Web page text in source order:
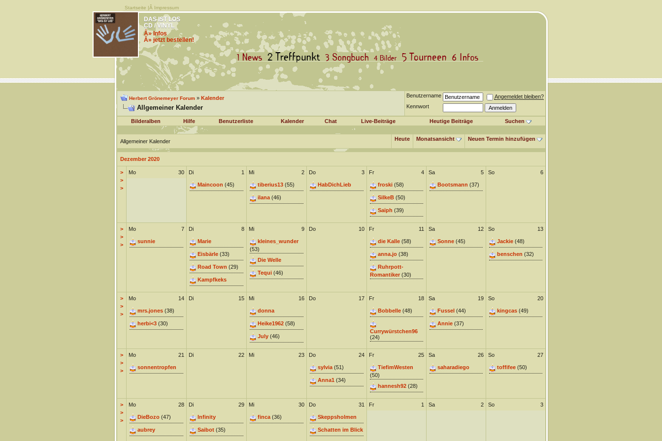
Startseite |Â Impressum
DAS IST LOS
CD / VINYL
Â» Infos
Â» jetzt bestellen!
Herbert Grönemeyer Forum» Kalender
Allgemeiner Kalender
Benutzername
Angemeldet bleiben?
Kennwort
Bilderalben Hilfe Benutzerliste Kalender Chat Live-Beiträge Heutige Beiträge Suchen
Allgemeiner Kalender Heute Monatsansicht Neuen Termin hinzufügen
Dezember 2020
>
>
>
30
Mo 1
Di
Maincoon (45)
2
Mi
tiberius13(55)
ilana(46)
3
Do
HabDichLieb
4
Fr
froski(58)
SilkeB(50)
Saïph (39)
5
Sa
Bootsmann (37)
6
So
>
>
>
7
Mo
sunnie
8
Di
Marie
Eisbärle(33)
Road Town (29)
Kampfkeks
9
Mi
kleines_wunder
(53)
Die Welle
Tequi(46)
10
Do 11
Fr
die Kalle(58)
anna.jo(38)
Ruhrpott-
Romantiker(30)
12
Sa
Sonne(45)
13
So
Jackie(48)
benschen (32)
>
>
>
14
Mo
mrs.jones(38)
herbi<3(30)
15
Di 16
Mi
donna
Heike1962(58)
July(46)
17
Do 18
Fr
Bobbelle(48)
Currywürstchen96
(24)
19
Sa
Fussel (44)
Annie(37)
20
So
kingcas(49)
>
>
>
21
Mo
sonnentropfen
22
Di 23
Mi 24
Do
sylvia(51)
Anna1(34)
25
Fr
TiefimWesten
(50)
hannesh92(28)
26
Sa
saharadiego
27
So
toffifee(50)
>
>
>
28
Mo
DieBozo(47)
aubrey
29
Di
Infinity
Saibot(35)
30
Mi
finca(36)
31
Do
Skeppsholmen
Schatten im Blick
1
Fr 2
Sa 3
So